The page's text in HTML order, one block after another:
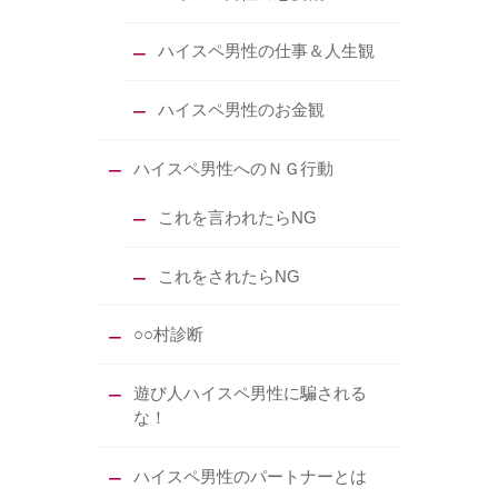
ハイスペ男性の仕事＆人生観
ハイスペ男性のお金観
ハイスペ男性へのＮＧ行動
これを言われたらNG
これをされたらNG
○○村診断
遊び人ハイスペ男性に騙される
な！
ハイスペ男性のパートナーとは